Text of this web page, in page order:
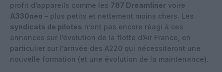
profit d’appareils comme les 787 Dreamliner voire
A330neo – plus petits et nettement moins chers. Les
syndicats de pilotes n’ont pas encore réagi à ces
annonces sur l’évolution de la flotte d’Air France, en
particulier sur l’arrivée des A220 qui nécessiteront une
nouvelle formation (et une évolution de la maintenance).